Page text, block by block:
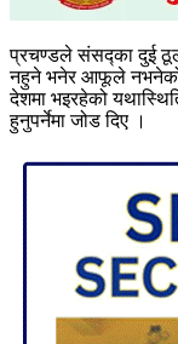
प्रचण्डले संसद्का दुई
नहुने भनेर आफूले
देशमा भइरहेको
हुनुपर्नेमा जोड दिए ।